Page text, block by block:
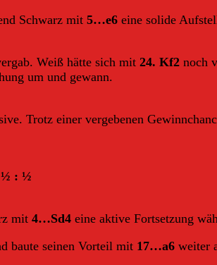
Schwarz mit 5…e6 eine solide
Weiß hätte sich mit 24. Kf2 noch
um und gewann.
Trotz einer vergebenen
½ : ½
mit 4…Sd4 eine aktive Fortsetzung
baute seinen Vorteil mit 17…a6 weiter